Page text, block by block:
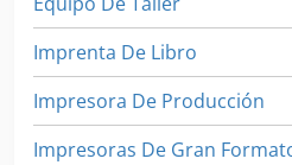
Imprenta De Libro
Impresora De Producción
Impresoras De Gran